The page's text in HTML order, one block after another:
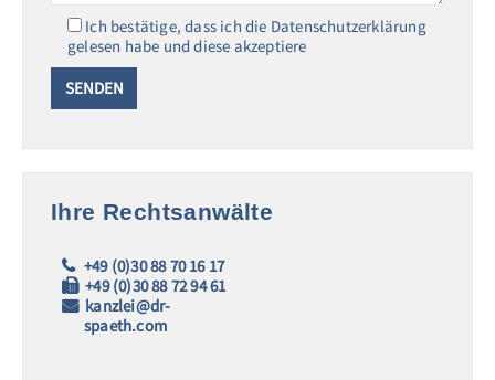
Ich bestätige, dass ich die Datenschutzerklärung
gelesen habe und diese akzeptiere
Ihre Rechtsanwälte
+49 (0)30 88 70 16 17
+49 (0)30 88 72 94 61
kanzlei@dr-
spaeth.com